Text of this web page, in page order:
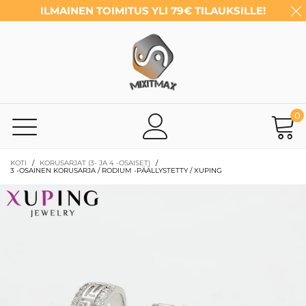
ILMAINEN TOIMITUS YLI 79€ TILAUKSILLE!
0
KOTI / KORUSARJAT (3- JA 4 -OSAISET)
/
3 -OSAINEN KORUSARJA / RODIUM -PÄÄLLYSTETTY / XUPING